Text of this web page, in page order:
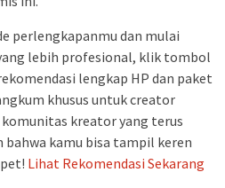
perlengkapanmu dan mulai
lebih profesional, klik tombol
lengkap HP dan paket
khusus untuk creator
kreator yang terus
kamu bisa tampil keren
Lihat Rekomendasi Sekarang